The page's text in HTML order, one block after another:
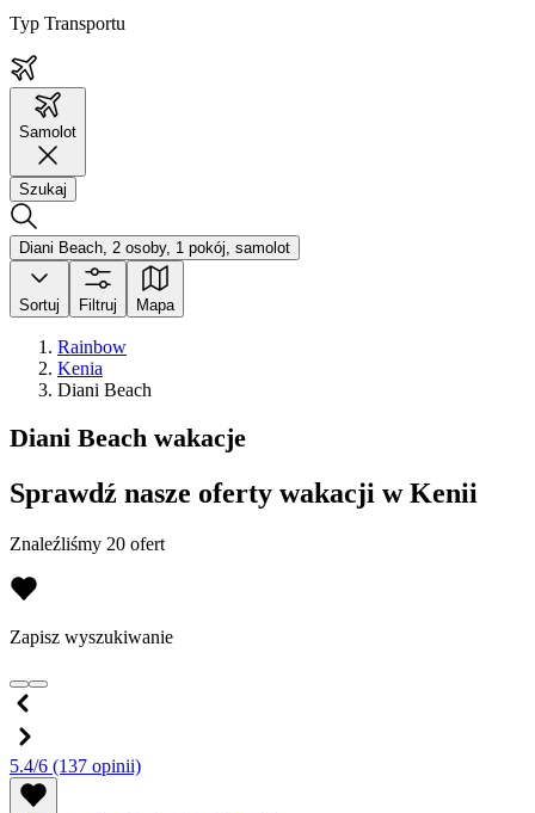
Typ Transportu
Samolot
Szukaj
Diani Beach, 2 osoby, 1 pokój, samolot
Sortuj Filtruj Mapa
Rainbow
Kenia
Diani Beach
Diani Beach wakacje
Sprawdź nasze oferty wakacji w Kenii
Znaleźliśmy 20 ofert
Zapisz wyszukiwanie
5.4/6 (137 opinii)